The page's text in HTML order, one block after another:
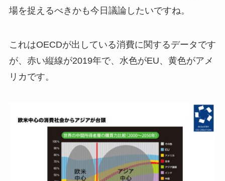
場を捉えるべきかも今日議論したいですね。
これはOECDが出している消費に関するデータです
が、赤い縦線が2019年で、水色がEU、黄色がアメ
リカです。